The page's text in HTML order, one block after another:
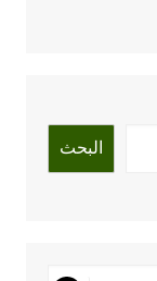
البحث